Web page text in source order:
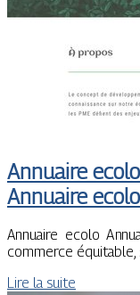
Annuaire
Annuaire ecolo
Annuaire ecolo
commerce équitable,
Lire la suite